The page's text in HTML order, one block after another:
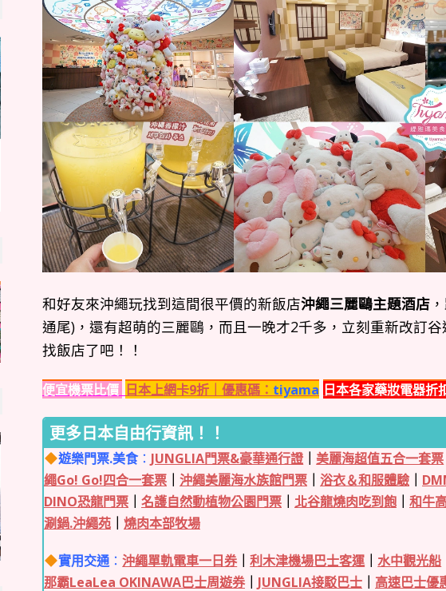
和好友來沖繩玩找到這間很平價的新飯店沖繩三麗鷗主題酒店
通尾)，還有超萌的三麗鷗，而且一晚才2千多，立刻重新改訂
找飯店了吧！！
便宜機票比價 日本上網卡9折｜優惠碼： tiyama 日本各家藥妝電器折
更多日本自由行資訊！！
遊樂門票.美食： JUNGLIA門票&豪華通行證 美麗海超值五合一套票
繩Go! Go!四合一套票
沖繩美麗海水族館門票 浴衣＆和服體驗
DINO恐龍門票
名護自然動植物公園門票 北谷龍燒肉吃到飽 和牛
涮鍋.沖繩苑
燒肉本部牧場
實用交通 ：沖繩單軌電車一日券｜利木津機場巴士客運｜水中觀光船
那霸LeaLea OKINAWA巴士周遊券｜ JUNGLIA接駁巴士
高速巴士優